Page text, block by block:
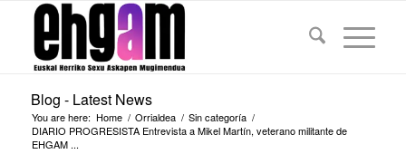
Blog - Latest News
You are here: Home / Orrialdea / Sin categoría /
DIARIO PROGRESISTA Entrevista a Mikel Martín, veterano militante de
EHGAM ...